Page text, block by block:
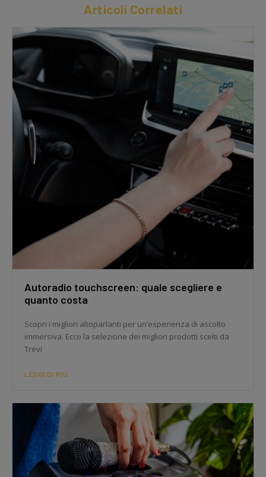
Articoli Correlati
Autoradio touchscreen: quale scegliere e
quanto costa
Scopri i migliori altoparlanti per un’esperienza di ascolto
immersiva. Ecco la selezione dei migliori prodotti scelti da
Trevi
LEGGI DI PIÙ